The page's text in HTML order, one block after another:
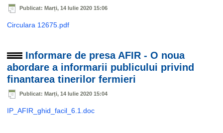
Publicat: Marți, 14 Iulie 2020 15:06
Circulara 12675.pdf
Informare de presa AFIR - O noua
abordare a informarii publicului privind
finantarea tinerilor fermieri
Publicat: Marți, 14 Iulie 2020 15:04
IP_AFIR_ghid_facil_6.1.doc